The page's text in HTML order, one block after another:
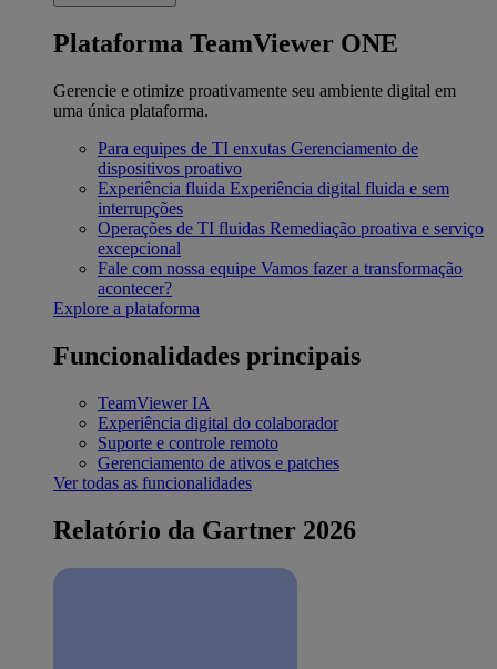
Plataforma TeamViewer ONE
Gerencie e otimize proativamente seu ambiente digital em
uma única plataforma.
Para equipes de TI enxutas Gerenciamento de
dispositivos proativo
Experiência fluida Experiência digital fluida e sem
interrupções
Operações de TI fluidas Remediação proativa e serviço
excepcional
Fale com nossa equipe Vamos fazer a transformação
acontecer?
Explore a plataforma
Funcionalidades principais
TeamViewer IA
Experiência digital do colaborador
Suporte e controle remoto
Gerenciamento de ativos e patches
Ver todas as funcionalidades
Relatório da Gartner 2026